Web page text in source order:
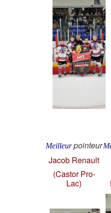
Meilleurpointeur
Jacob Renault
(Castor Pro-
Lac)